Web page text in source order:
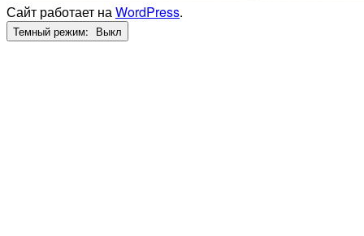
Сайт работает наWordPress.
Темный режим: